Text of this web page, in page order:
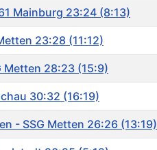
Mainburg 23:24 (8:13)
23:28 (11:12)
Metten 28:23 (15:9)
30:32 (16:19)
- SSG Metten 26:26 (13:19)